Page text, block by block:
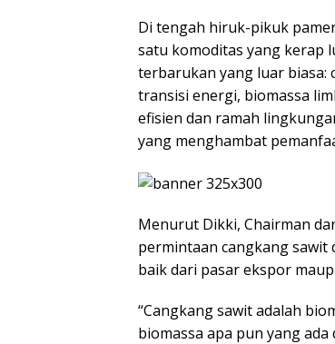
Di tengah hiruk-pikuk
satu komoditas yang kerap
terbarukan yang luar biasa:
transisi energi, biomassa
efisien dan ramah
yang menghambat
Menurut Dikki, Chairman
permintaan cangkang sawit
baik dari pasar ekspor
“Cangkang sawit adalah
biomassa apa pun yang